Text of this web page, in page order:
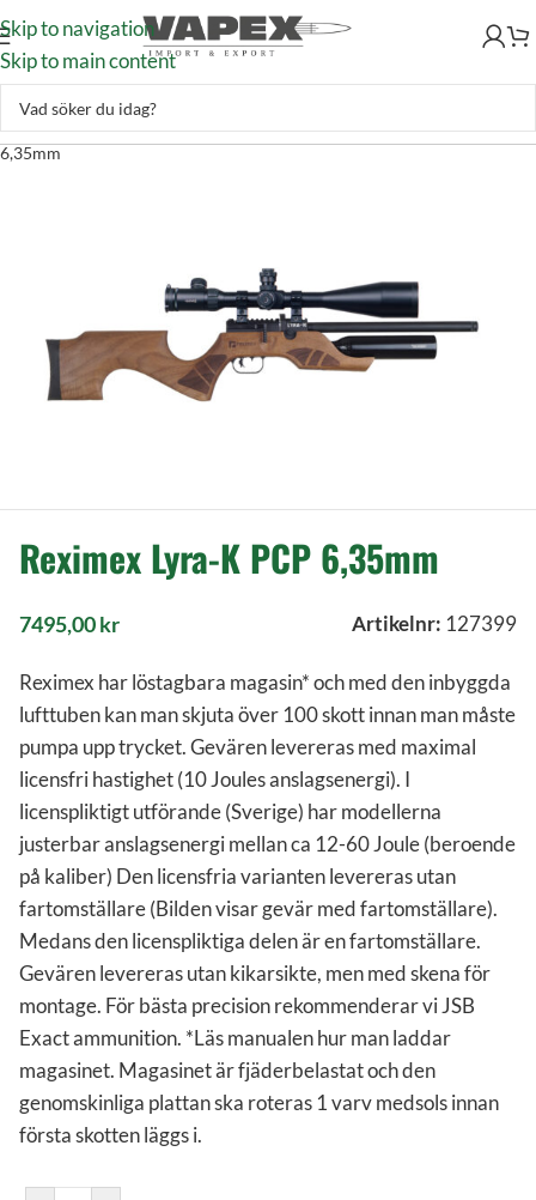
Skip to navigation
Skip to main content
Skytte–Luftvapen–Luftgevär–PCP Gevär–Reximex Lyra-K PCP
6,35mm
Reximex Lyra-K PCP 6,35mm
7495,00kr Artikelnr: 127399
Reximex har löstagbara magasin* och med den inbyggda
lufttuben kan man skjuta över 100 skott innan man måste
pumpa upp trycket. Gevären levereras med maximal
licensfri hastighet (10 Joules anslagsenergi). I
licenspliktigt utförande (Sverige) har modellerna
justerbar anslagsenergi mellan ca 12-60 Joule (beroende
på kaliber) Den licensfria varianten levereras utan
fartomställare (Bilden visar gevär med fartomställare).
Medans den licenspliktiga delen är en fartomställare.
Gevären levereras utan kikarsikte, men med skena för
montage. För bästa precision rekommenderar vi JSB
Exact ammunition. *Läs manualen hur man laddar
magasinet. Magasinet är fjäderbelastat och den
genomskinliga plattan ska roteras 1 varv medsols innan
första skotten läggs i.